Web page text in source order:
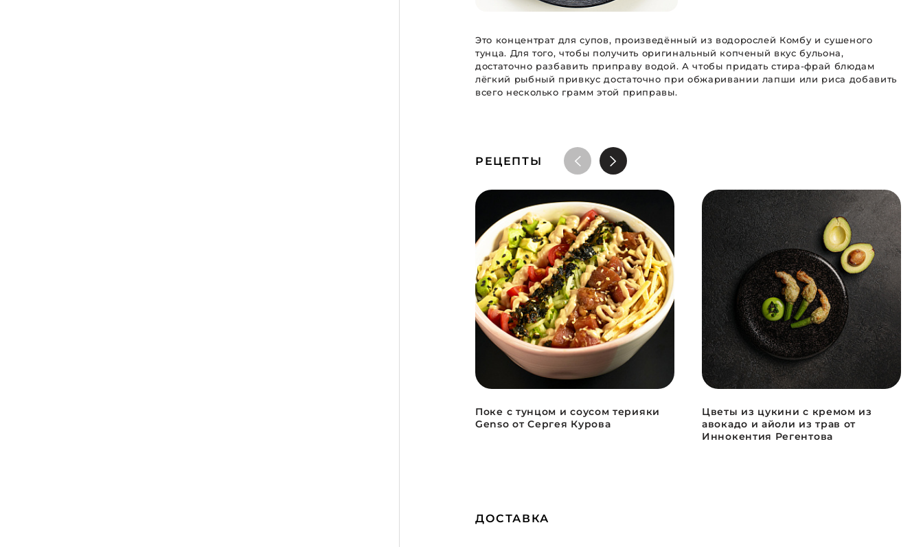
Это концентрат для супов, произведённый из водорослей Комбу и сушеного
тунца. Для того, чтобы получить оригинальный копченый вкус бульона,
достаточно разбавить приправу водой. А чтобы придать стира-фрай блюдам
лёгкий рыбный привкус достаточно при обжаривании лапши или риса добавить
всего несколько грамм этой приправы.
РЕЦЕПТЫ
Поке с тунцом и соусом терияки
Genso от Сергея Курова
Цветы из цукини с кремом из
авокадо и айоли из трав от
Иннокентия Регентова
ДОСТАВКА